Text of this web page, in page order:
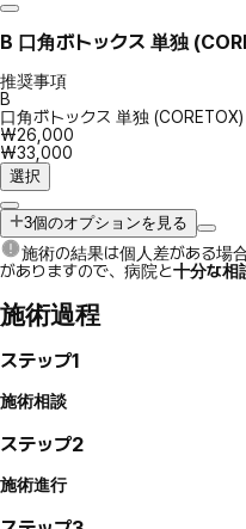
B 口角ボトックス 単独
推奨事項
B
口角ボトックス 単独 (CORETOX)
₩26,000
₩33,000
選択
3個のオプションを見る
施術の結果は個人差がある場合
がありますので、病院と十分な相
施術過程
ステップ1
施術相談
ステップ2
施術進行